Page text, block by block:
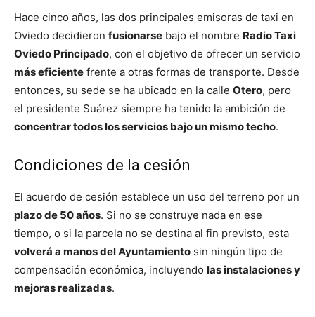
Hace cinco años, las dos principales emisoras de taxi en
Oviedo decidieron fusionarse bajo el nombre Radio Taxi
Oviedo Principado, con el objetivo de ofrecer un servicio
más eficiente frente a otras formas de transporte. Desde
entonces, su sede se ha ubicado en la calle Otero, pero
el presidente Suárez siempre ha tenido la ambición de
concentrar todos los servicios bajo un mismo techo.
Condiciones de la cesión
El acuerdo de cesión establece un uso del terreno por un
plazo de 50 años. Si no se construye nada en ese
tiempo, o si la parcela no se destina al fin previsto, esta
volverá a manos del Ayuntamiento sin ningún tipo de
compensación económica, incluyendo las instalaciones y
mejoras realizadas.